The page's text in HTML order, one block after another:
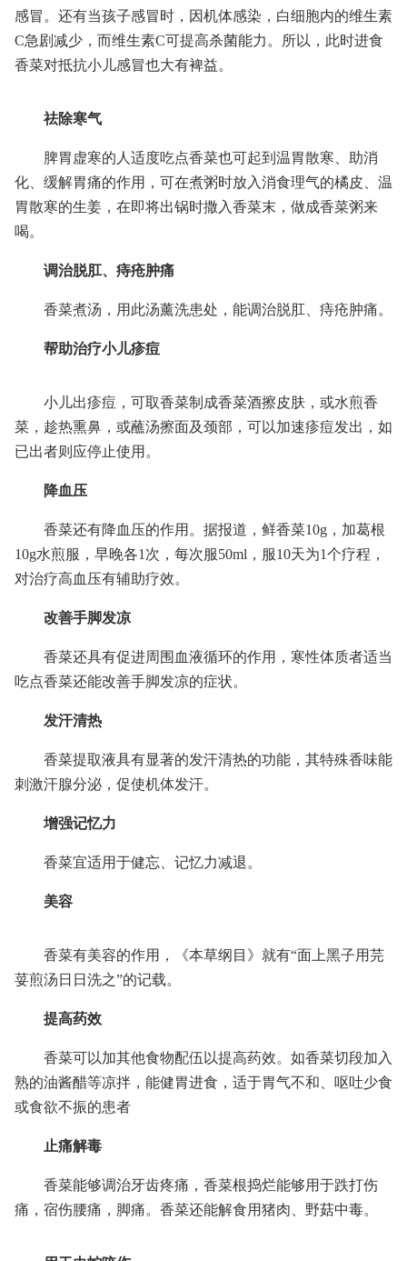
感冒。还有当孩子感冒时，因机体感染，白细胞内的维生素
C急剧减少，而维生素C可提高杀菌能力。所以，此时进食
香菜对抵抗小儿感冒也大有裨益。
祛除寒气
脾胃虚寒的人适度吃点香菜也可起到温胃散寒、助消
化、缓解胃痛的作用，可在煮粥时放入消食理气的橘皮、温
胃散寒的生姜，在即将出锅时撒入香菜末，做成香菜粥来
喝。
调治脱肛、痔疮肿痛
香菜煮汤，用此汤薰洗患处，能调治脱肛、痔疮肿痛。
帮助治疗小儿疹痘
小儿出疹痘，可取香菜制成香菜酒擦皮肤，或水煎香
菜，趁热熏鼻，或蘸汤擦面及颈部，可以加速疹痘发出，如
已出者则应停止使用。
降血压
香菜还有降血压的作用。据报道，鲜香菜10g，加葛根
10g水煎服，早晚各1次，每次服50ml，服10天为1个疗程，
对治疗高血压有辅助疗效。
改善手脚发凉
香菜还具有促进周围血液循环的作用，寒性体质者适当
吃点香菜还能改善手脚发凉的症状。
发汗清热
香菜提取液具有显著的发汗清热的功能，其特殊香味能
刺激汗腺分泌，促使机体发汗。
增强记忆力
香菜宜适用于健忘、记忆力减退。
美容
香菜有美容的作用，《本草纲目》就有“面上黑子用芫
荽煎汤日日洗之”的记载。
提高药效
香菜可以加其他食物配伍以提高药效。如香菜切段加入
熟的油酱醋等凉拌，能健胃进食，适于胃气不和、呕吐少食
或食欲不振的患者
止痛解毒
香菜能够调治牙齿疼痛，香菜根捣烂能够用于跌打伤
痛，宿伤腰痛，脚痛。香菜还能解食用猪肉、野菇中毒。